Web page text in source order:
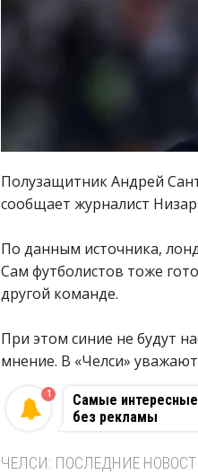
Полузащитник Андрей
сообщает журналист Низар
По данным источника,
Сам футболистов тоже
другой команде.
При этом синие не будут
мнение. В «Челси»
Самые
без рекламы
1
ЧЕЛСИ: ПОСЛЕДНИЕ